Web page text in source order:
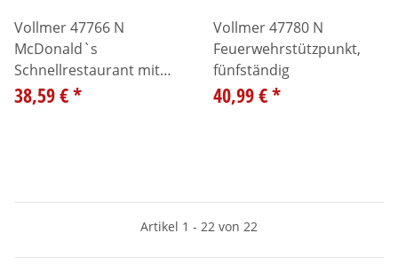
Vollmer 47766 N
McDonald`s
Schnellrestaurant mit
McCafé
38,59 €*
Vollmer 47780 N
Feuerwehrstützpunkt,
fünfständig
40,99 €*
Artikel 1 - 22 von 22